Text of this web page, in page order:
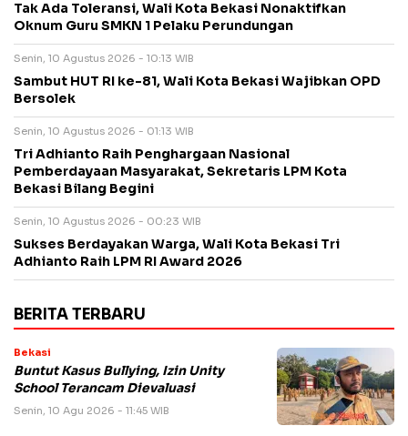
Tak Ada Toleransi, Wali Kota Bekasi Nonaktifkan
Oknum Guru SMKN 1 Pelaku Perundungan
Senin, 10 Agustus 2026 - 10:13 WIB
Sambut HUT RI ke-81, Wali Kota Bekasi Wajibkan OPD
Bersolek
Senin, 10 Agustus 2026 - 01:13 WIB
Tri Adhianto Raih Penghargaan Nasional
Pemberdayaan Masyarakat, Sekretaris LPM Kota
Bekasi Bilang Begini
Senin, 10 Agustus 2026 - 00:23 WIB
Sukses Berdayakan Warga, Wali Kota Bekasi Tri
Adhianto Raih LPM RI Award 2026
BERITA TERBARU
Bekasi
Buntut Kasus Bullying, Izin Unity
School Terancam Dievaluasi
Senin, 10 Agu 2026 - 11:45 WIB